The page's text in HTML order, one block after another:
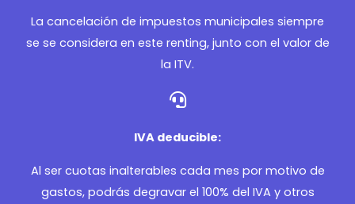
La cancelación de impuestos municipales siempre
se se considera en este renting, junto con el valor de
la ITV.
IVA deducible:
Al ser cuotas inalterables cada mes por motivo de
gastos, podrás degravar el 100% del IVA y otros